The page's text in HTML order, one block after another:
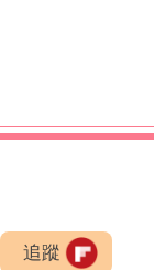
追蹤